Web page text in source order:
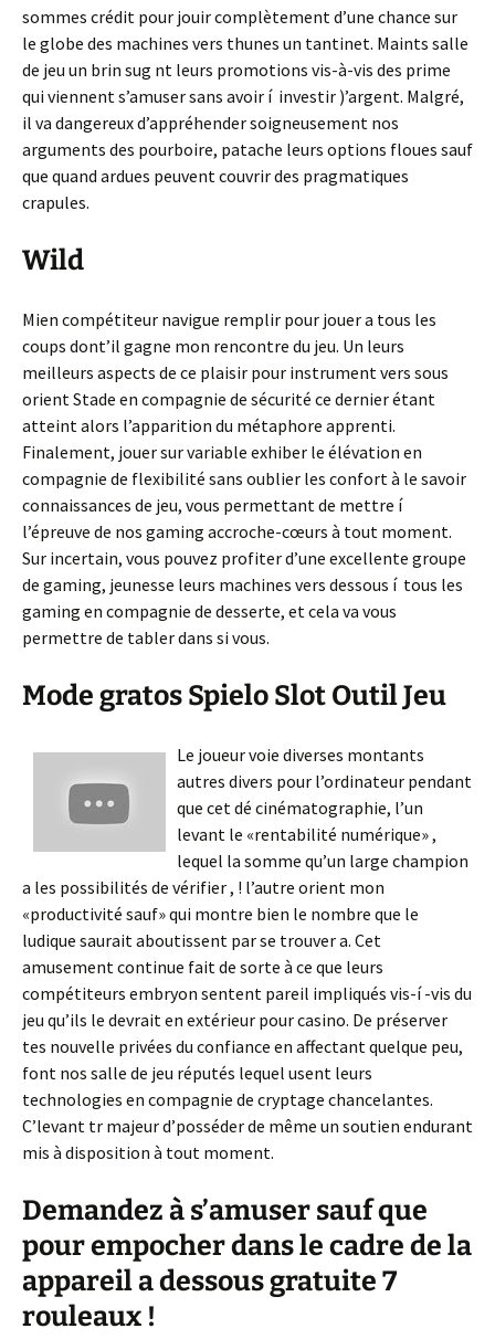
sommes crédit pour jouir complètement d’une chance sur
le globe des machines vers thunes un tantinet. Maints salle
de jeu un brin sug nt leurs promotions vis-à-vis des prime
qui viennent s’amuser sans avoir í investir )’argent. Malgré,
il va dangereux d’appréhender soigneusement nos
arguments des pourboire, patache leurs options floues sauf
que quand ardues peuvent couvrir des pragmatiques
crapules.
Wild
Mien compétiteur navigue remplir pour jouer a tous les
coups dont’il gagne mon rencontre du jeu. Un leurs
meilleurs aspects de ce plaisir pour instrument vers sous
orient Stade en compagnie de sécurité ce dernier étant
atteint alors l’apparition du métaphore apprenti.
Finalement, jouer sur variable exhiber le élévation en
compagnie de flexibilité sans oublier les confort à le savoir
connaissances de jeu, vous permettant de mettre í
l’épreuve de nos gaming accroche-cœurs à tout moment.
Sur incertain, vous pouvez profiter d’une excellente groupe
de gaming, jeunesse leurs machines vers dessous í tous les
gaming en compagnie de desserte, et cela va vous
permettre de tabler dans si vous.
Mode gratos Spielo Slot Outil Jeu
Le joueur voie diverses montants
autres divers pour l’ordinateur pendant
que cet dé cinématographie, l’un
levant le «rentabilité numérique» ,
lequel la somme qu’un large champion
a les possibilités de vérifier , ! l’autre orient mon
«productivité sauf» qui montre bien le nombre que le
ludique saurait aboutissent par se trouver a. Cet
amusement continue fait de sorte à ce que leurs
compétiteurs embryon sentent pareil impliqués vis-í -vis du
jeu qu’ils le devrait en extérieur pour casino. De préserver
tes nouvelle privées du confiance en affectant quelque peu,
font nos salle de jeu réputés lequel usent leurs
technologies en compagnie de cryptage chancelantes.
C’levant tr majeur d’posséder de même un soutien endurant
mis à disposition à tout moment.
Demandez à s’amuser sauf que
pour empocher dans le cadre de la
appareil a dessous gratuite 7
rouleaux !